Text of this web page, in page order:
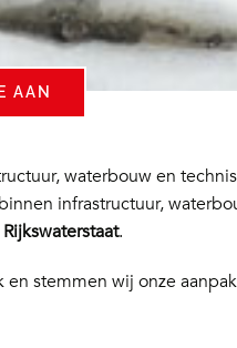
AAN
waterbouw en
infrastructuur,
.
stemmen wij onze